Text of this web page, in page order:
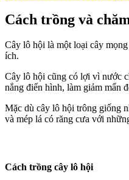
Cách trồng và
Cây lô hội là một loại cây
ích.
Cây lô hội cũng có lợi vì nước
nắng điển hình, làm giảm mẩn
Mặc dù cây lô hội trông giống
và mép lá có răng cưa với
Cách trồng cây lô hội